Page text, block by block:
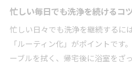
洗浄を効果的にするポ
洗浄の質を上げて家事
洗浄で家族みんなが安
衛生環境を守るための洗浄
忙しい毎日でも洗浄を続けるコ
忙しい日々でも洗浄を継続するに
「ルーティン化」がポイントです
ーブルを拭く、帰宅後に浴室をざ